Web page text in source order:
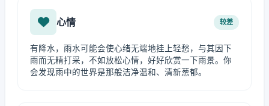
心情 较差
有降水，雨水可能会使心绪无端地挂上轻愁，与其因下
雨而无精打采，不如放松心情，好好欣赏一下雨景。你
会发现雨中的世界是那般洁净温和、清新葱郁。